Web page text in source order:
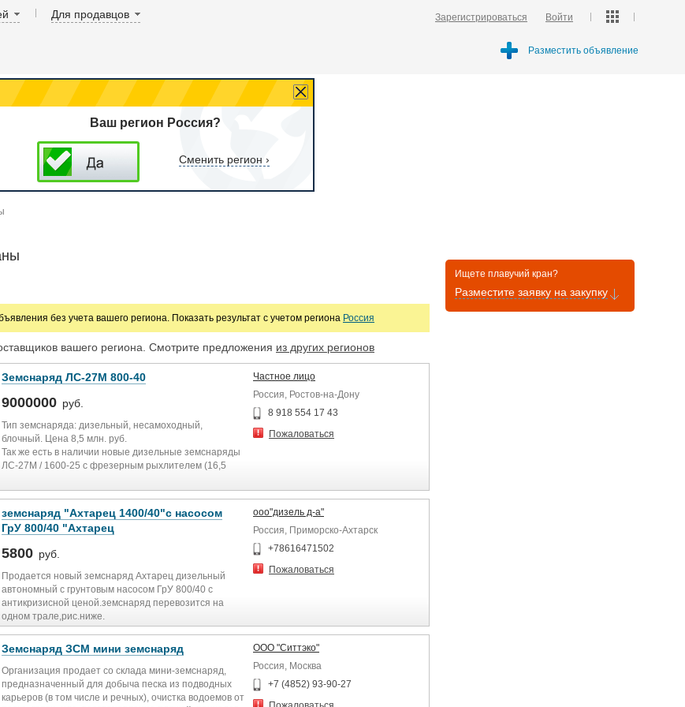
Для продавцов Зарегистрироваться Войти
Разместить объявление
Ваш регион Россия?
Сменить регион ›
без учета вашего региона. Показать результат с учетом региона Россия
вашего региона. Смотрите предложения из других регионов
Земснаряд ЛС-27М 800-40
9000000 руб.
Тип земснаряда: дизельный, несамоходный,
блочный. Цена 8,5 млн. руб.
Так же есть в наличии новые дизельные земснаряды
ЛС-27М / 1600-25 с фрезерным рыхлителем (16,5
(1-2 года) в отличном состоянии со скидкой до 20%.
Возможна аренда с правом выкупа, продажа с
обратным выкупом, лизинг.
Строим современные земснаряды дизельные и
электрические (для русловой, карьерной и морской
прибрежной разработки) разной
производительности, гидроперегружатели,
самоподъемные платформы, мотозавозни, понтоны
под гусеничные экскаваторы и подъемные краны,
мосты понтонные, перекачивающие, плавучие
насосные и бустерные станции.
Частное лицо
Россия, Ростов-на-Дону
8 918 554 17 43
Пожаловаться
земснаряд "Ахтарец 1400/40"с насосом
ГрУ 800/40 "Ахтарец
5800 руб.
Продается новый земснаряд Ахтарец дизельный
автономный с грунтовым насосом ГрУ 800/40 с
антикризисной ценой.земснаряд перевозится на
одном трале,рис.ниже.
ооо"дизель д-а"
Россия, Приморско-Ахтарск
+78616471502
Пожаловаться
Земснаряд ЗСМ мини земснаряд
Организация продает со склада мини-земснаряд,
предназначенный для добыча песка из подводных
карьеров (в том числе и речных), очистка водоемов от
ООО "Ситтэко"
Россия, Москва
+7 (4852) 93-90-27
Ищете плавучий кран?
Разместите заявку на закупку